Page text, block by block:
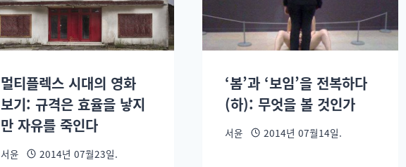
멀티플렉스 시대의 영화
보기: 규격은 효율을 낳지
만 자유를 죽인다
서윤 2014년 07월23일.
‘봄’과 ‘보임’을 전복하다
(하): 무엇을 볼 것인가
서윤 2014년 07월14일.